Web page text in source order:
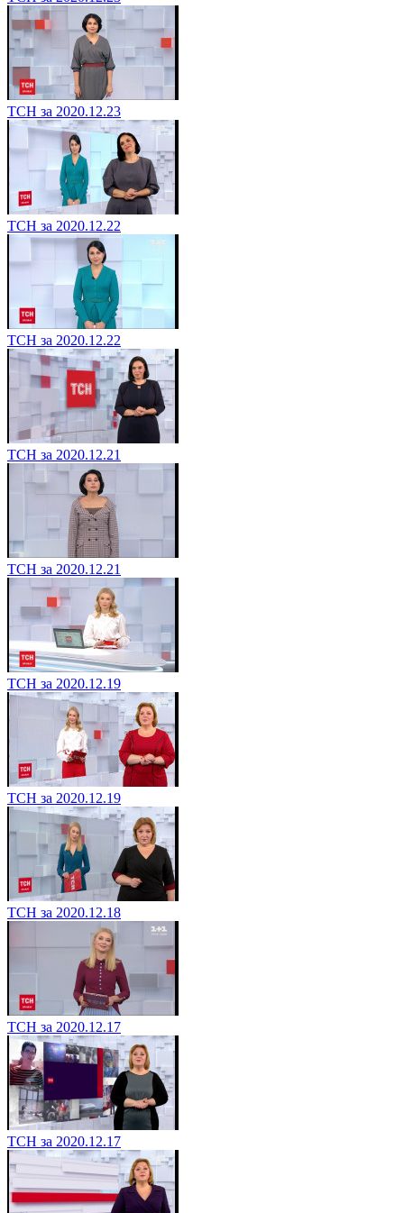
ТСН за 2020.12.23
ТСН за 2020.12.22
ТСН за 2020.12.22
ТСН за 2020.12.21
ТСН за 2020.12.21
ТСН за 2020.12.19
ТСН за 2020.12.19
ТСН за 2020.12.18
ТСН за 2020.12.17
ТСН за 2020.12.17